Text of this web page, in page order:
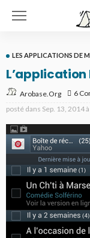
LES APPLICATIONS DE
Arobase.org
6
posté dans Sep. 13, 2014